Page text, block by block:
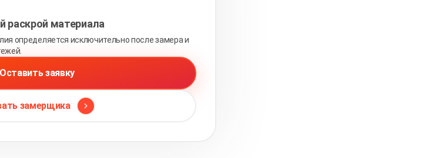
раскрой материала
определяется исключительно после замера и
Оставить заявку
замерщика